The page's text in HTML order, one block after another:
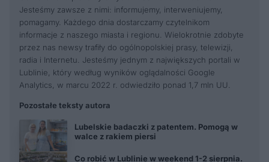
Jesteśmy zawsze z nimi: informujemy, interweniujemy,
pomagamy. Każdego dnia dostarczamy czytelnikom
informacje z naszego miasta i regionu. Wielokrotnie zdobyte
przez nas newsy trafiły do ogólnopolskiej prasy, telewizji,
radia i Internetu. Jesteśmy jednym z największych portali w
Lublinie, który według wyników oglądalności Google
Analytics, w marcu 2022 r. odwiedziło ponad 1,7 mln UU.
Pozostałe teksty autora
Lubelskie badaczki z patentem. Pomogą w
walce z rakiem piersi
Co robić w Lublinie w weekend 1-2 sierpnia.